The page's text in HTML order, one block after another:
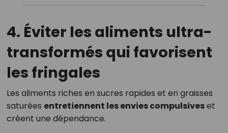
4. Éviter les aliments ultra-
transformés qui favorisent
les fringales
Les aliments riches en sucres rapides et en graisses
saturées entretiennent les envies compulsiveset
créent une dépendance.